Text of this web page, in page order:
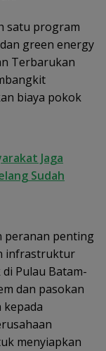
satu program
green energy
Terbarukan
biaya pokok
Jaga
Sudah
peranan penting
infrastruktur
Pulau Batam-
dan pasokan
menyiapkan